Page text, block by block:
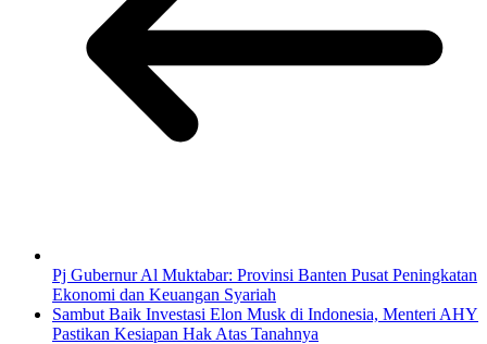
Pj Gubernur Al Muktabar: Provinsi Banten Pusat Peningkatan
Ekonomi dan Keuangan Syariah
Sambut Baik Investasi Elon Musk di Indonesia, Menteri AHY
Pastikan Kesiapan Hak Atas Tanahnya